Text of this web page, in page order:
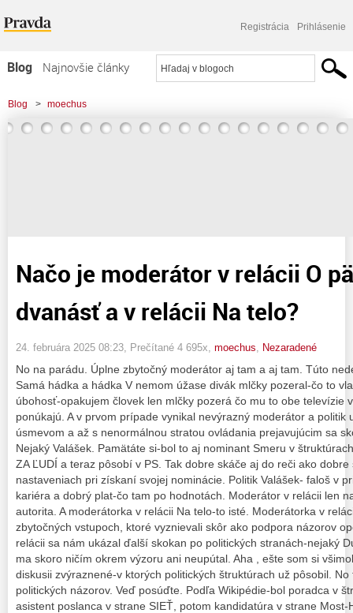
Registrácia Prihlásenie
Blog
Najnovšie články
Najčítanejšie články
Najkomentovanejšie články
Blog > moechus
> Načo je moderátor v relácii O päť minút dvanásť a v relácii Na telo?
Načo je moderátor v relácii O
dvanásť a v relácii Na telo?
24. februára 2025 08:23 , Prečítané 4 695x, moechus Nezaradené
No na parádu. Úplne zbytočný moderátor aj tam a aj tam. Túto
Samá hádka a hádka V nemom úžase divák mlčky pozeral-čo to
úbohosť-opakujem človek len mlčky pozerá čo mu to obe televízie
ponúkajú. A v prvom prípade vynikal nevýrazný moderátor a politik
úsmevom a až s nenormálnou stratou ovládania prejavujúcim sa
Nejaký Valášek. Pamätáte si-bol to aj nominant Smeru v
ZA ĽUDÍ a teraz pôsobí v PS. Tak dobre skáče aj do reči ako
nastaveniach pri získaní svojej nominácie. Politik Valášek- faloš v
kariéra a dobrý plat-čo tam po hodnotách. Moderátor v relácii len
autorita. A moderátorka v relácii Na telo-to isté. Moderátorka v
zbytočných vstupoch, ktoré vyznievali skôr ako podpora názorov
relácii sa nám ukázal ďalší skokan po politických stranách-nejaký
ma skoro ničím okrem výzoru ani neupútal. Aha , ešte som si
diskusii zvýraznené-v ktorých politických štruktúrach už pôsobil.
politických názorov. Veď posúďte. Podľa Wikipédie-bol poradca v
asistent poslanca v strane SIEŤ, potom kandidatúra v strane